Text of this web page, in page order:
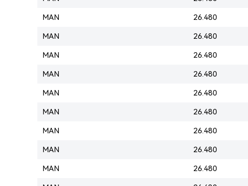
MAN 26.480
MAN 26.480
MAN 26.480
MAN 26.480
MAN 26.480
MAN 26.480
MAN 26.480
MAN 26.480
MAN 26.480